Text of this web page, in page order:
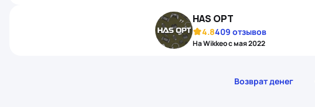
HAS OPT
4.8409 отзывов
На Wikkeo с мая 2022
Возврат денег